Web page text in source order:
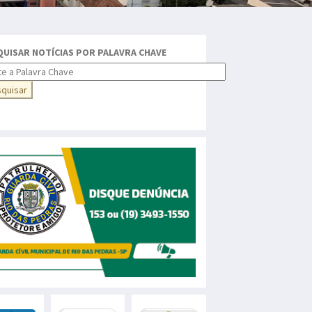
NOTÍCIAS POR PALAVRA CHAVE